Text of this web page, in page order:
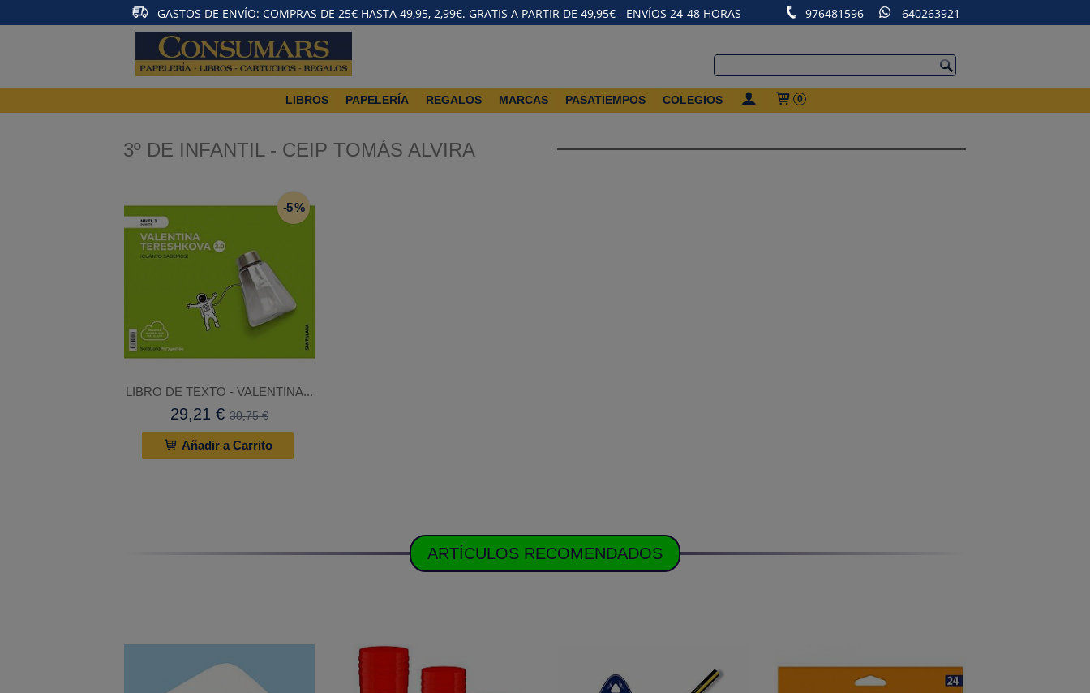
GASTOS DE ENVÍO: COMPRAS DE 25€ HASTA 49,95, 2,99€. GRATIS A PARTIR DE 49,95€ - ENVÍOS 24-48 HORAS 976481596 640263921
LIBROS PAPELERÍA REGALOS MARCAS PASATIEMPOS COLEGIOS 0
3º DE INFANTIL - CEIP TOMÁS ALVIRA
-5 %
LIBRO DE TEXTO - VALENTINA...
29,21 €30,75 €
Añadir a Carrito
ARTÍCULOS RECOMENDADOS